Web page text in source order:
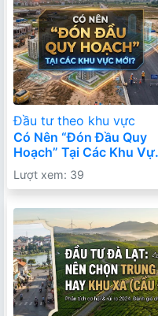
Đầu tư theo khu vực
Có Nên “Đón Đầu Quy
Hoạch” Tại Các Khu
Mới? Cơ Hội Hay Cái Bẫy
Đầu Tư?
Lượt xem: 39